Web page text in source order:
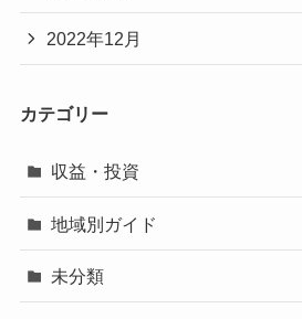
2022年12月
カテゴリー
収益・投資
地域別ガイド
未分類